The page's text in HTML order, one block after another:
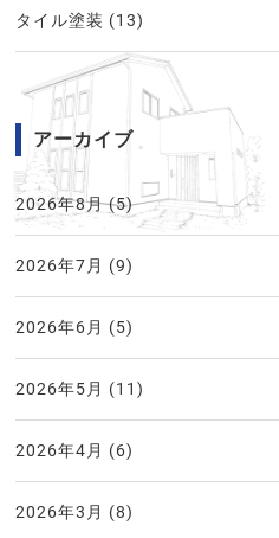
タイル塗装 (13)
アーカイブ
2026年8月(5)
2026年7月 (9)
2026年6月 (5)
2026年5月 (11)
2026年4月 (6)
2026年3月 (8)